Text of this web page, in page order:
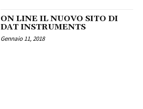
ON LINE IL NUOVO SITO DI
DAT INSTRUMENTS
Gennaio 11, 2018